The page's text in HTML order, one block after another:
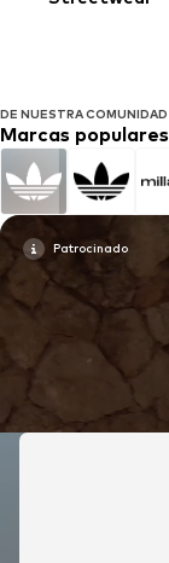
DE NUESTRA COMUNIDAD
Marcas populares